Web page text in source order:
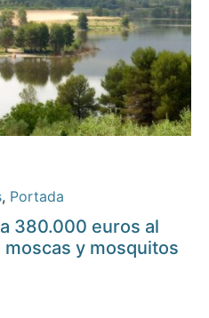
, Portada
380.000 euros al
y mosquitos